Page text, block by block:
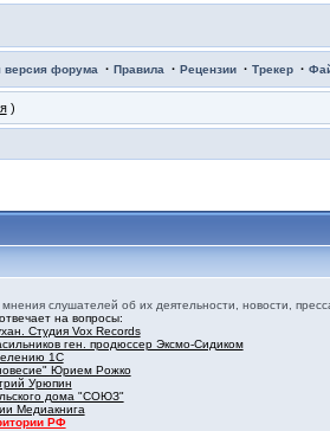
версия форума · Правила · Рецензии· Трекер·
)
слушателей об их деятельности, новости,
на вопросы:
Студия Vox Records
ген. продюссер Эксмо-Сидиком
1С
Юрием Рожко
Урюпин
дома "СОЮЗ"
Медиакнига
РФ